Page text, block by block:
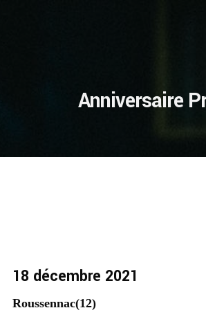
Anniversaire
18 décembre 2021
Roussennac(12)